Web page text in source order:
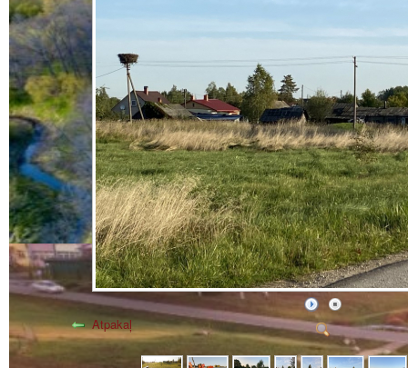
Atpakaļ